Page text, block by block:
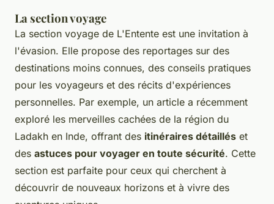
La section voyage
La section voyage de L'Entente est une invitation à
l'évasion. Elle propose des reportages sur des
destinations moins connues, des conseils pratiques
pour les voyageurs et des récits d'expériences
personnelles. Par exemple, un article a récemment
exploré les merveilles cachées de la région du
Ladakh en Inde, offrant des itinéraires détaillés et
des astuces pour voyager en toute sécurité. Cette
section est parfaite pour ceux qui cherchent à
découvrir de nouveaux horizons et à vivre des